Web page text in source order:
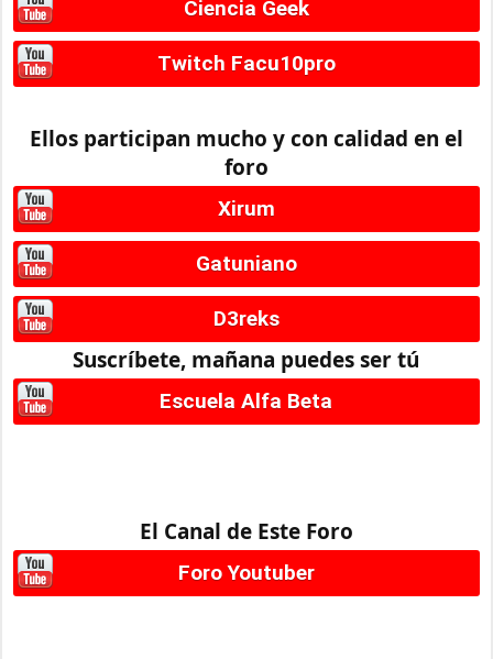
Ciencia Geek
Twitch Facu10pro
Ellos participan mucho y con calidad en el
foro
Xirum
Gatuniano
D3reks
Suscríbete, mañana puedes ser tú
Escuela Alfa Beta
El Canal de Este Foro
Foro Youtuber